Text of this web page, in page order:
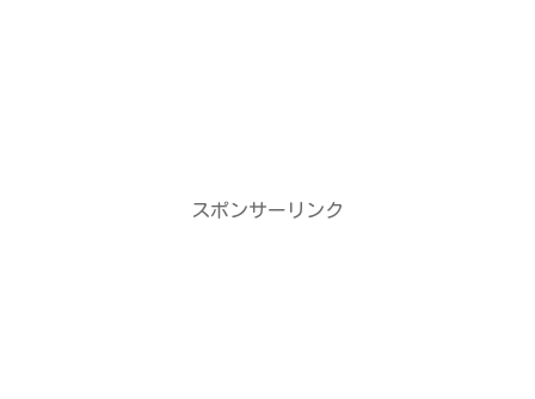
スポンサーリンク